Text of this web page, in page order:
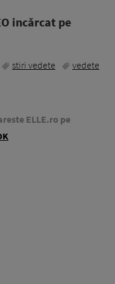
incărcat pe
stiri vedete vedete
ELLE.ro pe